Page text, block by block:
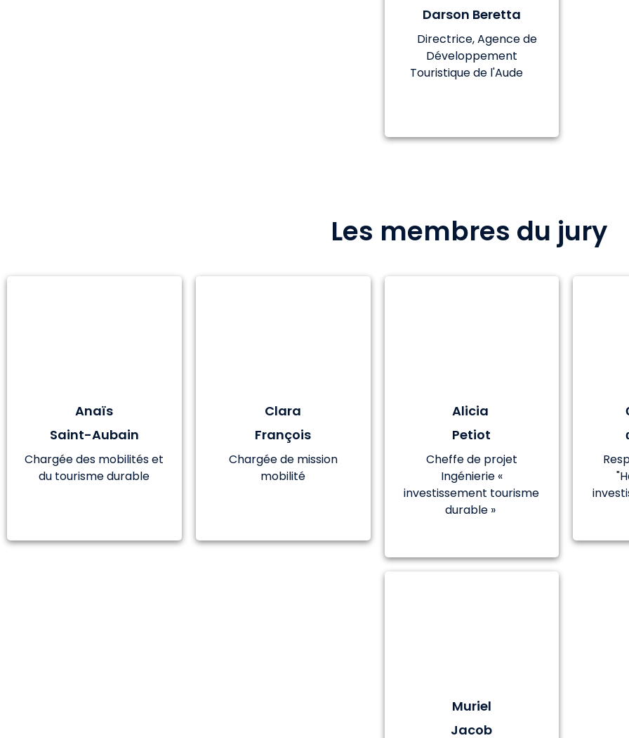
Darson Beretta
Directrice, Agence de
Développement
Touristique de l'Aude
Les membres du jury
Anaïs
Saint-Aubain
Chargée des mobilités et
du tourisme durable
Clara
François
Chargée de mission
mobilité
Alicia
Petiot
Cheffe de projet
Ingénierie «
investissement tourisme
durable »
Muriel
Jacob